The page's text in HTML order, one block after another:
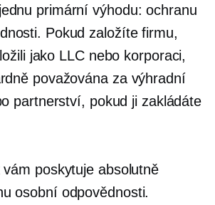
primární výhodu: ochranu
Pokud založíte firmu,
jako LLC nebo korporaci,
považována za výhradní
partnerství, pokud ji zakládáte
poskytuje absolutně
osobní odpovědnosti.